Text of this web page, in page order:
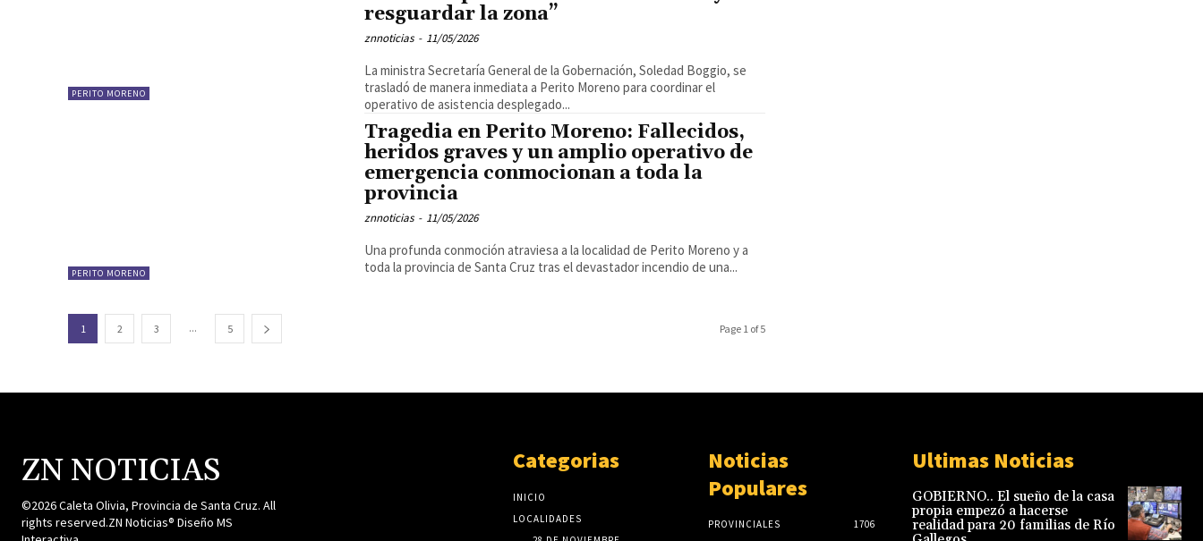
PERITO MORENO
resguardar la zona”
znnoticias - 11/05/2026
La ministra Secretaría General de la Gobernación, Soledad Boggio, se
trasladó de manera inmediata a Perito Moreno para coordinar el
operativo de asistencia desplegado...
PERITO MORENO
Tragedia en Perito Moreno: Fallecidos,
heridos graves y un amplio operativo de
emergencia conmocionan a toda la
provincia
znnoticias - 11/05/2026
Una profunda conmoción atraviesa a la localidad de Perito Moreno y a
toda la provincia de Santa Cruz tras el devastador incendio de una...
1 2 3 ... 5 Page 1 of 5
ZN NOTICIAS
©2026 Caleta Olivia, Provincia de Santa Cruz. All
rights reserved.ZN Noticias® Diseño MS
Categorias
INICIO
LOCALIDADES
Noticias
Populares
PROVINCIALES
1706
Ultimas Noticias
GOBIERNO.. El sueño de la casa
propia empezó a hacerse
realidad para 20 familias de Río